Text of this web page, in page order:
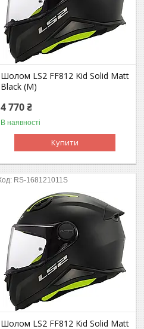
Шолом LS2 FF812 Kid Solid Matt
Black (M)
4 770 ₴
В наявності
Купити
RS-168121011S
Шолом LS2 FF812 Kid Solid Matt